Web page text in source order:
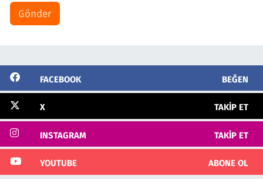
Gönder
FACEBOOK BEĞEN
X TAKIP ET
INSTAGRAM TAKIP ET
YOUTUBE ABONE OL